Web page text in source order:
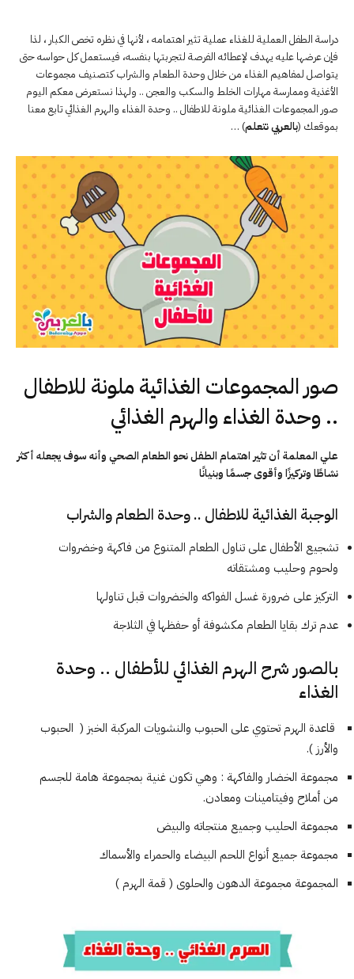
دراسة الطفل العملية للغذاء عملية تثير اهتمامه ، لأنها في نظره تخص الكبار ، لذا
فإن عرضها عليه يهدف لإعطائه الفرصة لتجربتها بنفسه، فيستعمل كل حواسه حتى
يتواصل لمفاهيم الغذاء من خلال وحدة الطعام والشراب كتصنيف مجموعات
الأغذية وممارسة مهارات الخلط والسكب والعجن .. ولهذا نستعرض معكم اليوم
صور المجموعات الغذائية ملونة للاطفال .. وحدة الغذاء والهرم الغذائي تابع معنا
بموقعك (بالعربي نتعلم) …
صور المجموعات الغذائية ملونة للاطفال
.. وحدة الغذاء والهرم الغذائي
علي المعلمة أن تثير اهتمام الطفل نحو الطعام الصحي وأنه سوف يجعله أكثر
نشاطًا وتركيزًا وأقوى جسمًا وبنيانًا
الوجبة الغذائية للاطفال .. وحدة الطعام والشراب
تشجيع الأطفال على تناول الطعام المتنوع من فاكهة وخضروات
ولحوم وحليب ومشتقاته
التركيز على ضرورة غسل الفواكه والخضروات قبل تناولها
عدم ترك بقايا الطعام مكشوفة أو حفظها في الثلاجة
بالصور شرح الهرم الغذائي للأطفال .. وحدة
الغذاء
قاعدة الهرم تحتوي على الحبوب والنشويات المركبة الخبز ( الحبوب
والأرز ).
مجموعة الخضار والفاكهة : وهي تكون غنية بمجموعة هامة للجسم
من أملاح وفيتامينات ومعادن.
مجموعة الحليب وجميع منتجاته والبيض
مجموعة جميع أنواع اللحم البيضاء والحمراء والأسماك
المجموعة مجموعة الدهون والحلوى ( قمة الهرم )